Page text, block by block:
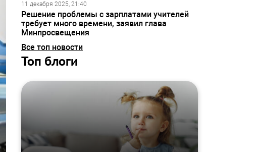
11 декабря 2025, 21:40
Решение проблемы с зарплатами учителей
требует много времени, заявил глава
Минпросвещения
Все топ новости
Топ блоги